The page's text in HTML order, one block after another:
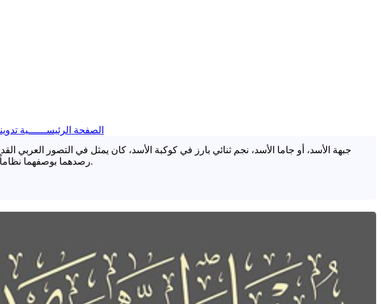
الصفحة الرئيســــــية
جبهة الأسد، أو جاما الأسد، نجم ثنائي بارز في كوكبة الأسد، كان يمثل في التصور
رصدهما بوصفهما نظاماً ثنائياً لافتاً. وتبرز أهميته في الفلك الرصدي والتراث النجمي العربي، حيث جمعت الكوكبات بين العلم والتخيل.